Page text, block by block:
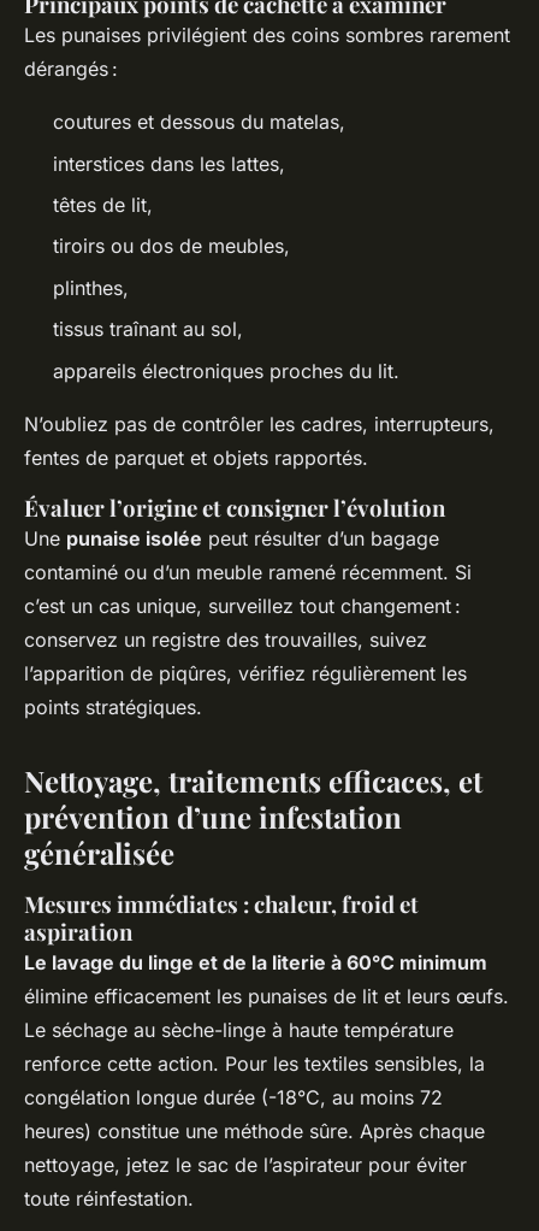
Les punaises privilégient des coins sombres rarement
dérangés :
coutures et dessous du matelas,
interstices dans les lattes,
têtes de lit,
tiroirs ou dos de meubles,
plinthes,
tissus traînant au sol,
appareils électroniques proches du lit.
N’oubliez pas de contrôler les cadres, interrupteurs,
fentes de parquet et objets rapportés.
Évaluer l’origine et consigner l’évolution
Une punaise isolée peut résulter d’un bagage
contaminé ou d’un meuble ramené récemment. Si
c’est un cas unique, surveillez tout changement :
conservez un registre des trouvailles, suivez
l’apparition de piqûres, vérifiez régulièrement les
points stratégiques.
Nettoyage, traitements efficaces, et
prévention d’une infestation
généralisée
Mesures immédiates : chaleur, froid et
aspiration
Le lavage du linge et de la literie à 60°C minimum
élimine efficacement les punaises de lit et leurs œufs.
Le séchage au sèche-linge à haute température
renforce cette action. Pour les textiles sensibles, la
congélation longue durée (-18°C, au moins 72
heures) constitue une méthode sûre. Après chaque
nettoyage, jetez le sac de l’aspirateur pour éviter
toute réinfestation.